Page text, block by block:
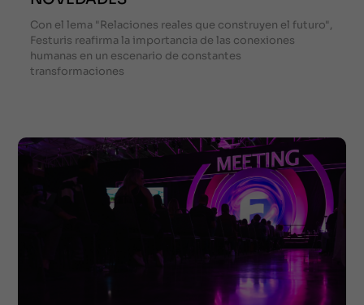
Con el lema "Relaciones reales que construyen el futuro",
Festuris reafirma la importancia de las conexiones
humanas en un escenario de constantes
transformaciones